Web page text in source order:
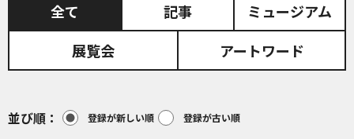
全て 記事
ミュージアム
展覧会
アートワード
並び順 登録が新しい順 登録が古い順